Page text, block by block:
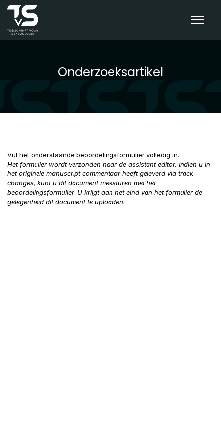
Onderzoeksartikel
Vul het onderstaande beoordelingsformulier volledig in.
Het formulier wordt verzonden naar de assistant editor. Indien u in
het originele manuscript commentaar heeft geleverd via track
changes, kunt u dit document meesturen met het
beoordelingsformulier. U krijgt aan het eind van het formulier de
gelegenheid dit document te uploaden.